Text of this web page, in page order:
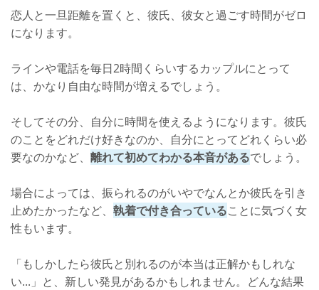
恋人と一旦距離を置くと、彼氏、彼女と過ごす時間がゼロ
になります。
ラインや電話を毎日2時間くらいするカップルにとって
は、かなり自由な時間が増えるでしょう。
そしてその分、自分に時間を使えるようになります。彼氏
のことをどれだけ好きなのか、自分にとってどれくらい必
要なのかなど、 離れて初めてわかる本音があるでしょう。
場合によっては、振られるのがいやでなんとか彼氏を引き
止めたかったなど、 執着で付き合っていることに気づく女
性もいます。
「もしかしたら彼氏と別れるのが本当は正解かもしれな
い...」と、新しい発見があるかもしれません。どんな結果